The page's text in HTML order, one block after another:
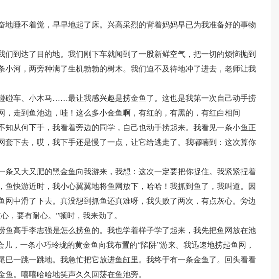
地睡不着觉，早早地起了床。兴高采烈的背着妈妈早已为我准备好的事物
们到达了目的地。我们刚下车就闻到了一股新鲜空气，把一切的烦恼抛到
小河，两旁种满了生机勃勃的树木。我们迫不及待地冲了进去，老师让我
碰车、小木马……最让我感兴趣是捞金鱼了。这也是我第一次自己动手捞
，走到鱼池边，哇！这么多小金鱼啊，有红的，有黑的，有红白相间
从何下手，我看着旁边的同学，自己也动手捞起来。我看见一条小鱼正
套下去，哎，我下手还是慢了一点，让它给逃走了。我嘟喃到：这次算你
条又大又肥的黑金鱼向我游来，我想：这次一定要把你捉住。我紧紧捏着
鱼快游近时，我小心翼翼地将鱼网放下，哈哈！我抓到鱼了，我叫道。因
网中滑了下去。真没想到抓鱼还真难呀，我失败了两次，有点灰心。旁边
，要有耐心。”顿时，我来劲了。
鱼高手李志强是怎么捞鱼的。我也学着样子学了起来，我先把鱼网放在池
儿，一条小巧玲珑的黄金鱼向我布置的“陷阱”游来。我迅速地捞起鱼网，
巴一跳一跳地。我急忙把它放进鱼缸里。我终于有一条金鱼了。回头看看
鱼。嘻嘻哈哈地笑声久久回荡在鱼池旁。